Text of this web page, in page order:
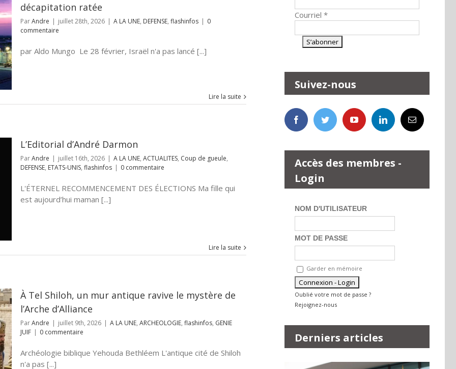
décapitation ratée
ParAndre | juillet 28th, 2026 | A LA UNE, DEFENSE, flashinfos | 0
commentaire
par Aldo Mungo Le 28 février, Israël n'a pas lancé [...]
Lire la suite
L’Editorial d’André Darmon
ParAndre | juillet 16th, 2026 | A LA UNE, ACTUALITES, Coup de gueule,
DEFENSE, ETATS-UNIS, flashinfos | 0 commentaire
L'ÉTERNEL RECOMMENCEMENT DES ÉLECTIONS Ma fille qui
est aujourd’hui maman [...]
Lire la suite
À Tel Shiloh, un mur antique ravive le mystère de
l’Arche d’Alliance
ParAndre | juillet 9th, 2026 | A LA UNE, ARCHEOLOGIE, flashinfos, GENIE
JUIF | 0 commentaire
Archéologie biblique Yehouda Bethléem L'antique cité de Shiloh
n'a pas [...]
Courriel *
Suivez-nous
Accès des membres -
Login
NOM D'UTILISATEUR
MOT DE PASSE
Garder en mémoire
Oublié votre mot de passe ?
Rejoignez-nous
Derniers articles